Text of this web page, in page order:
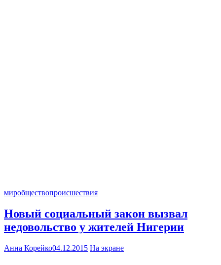
миробществопроисшествия
Новый социальный закон вызвал
недовольство у жителей Нигерии
Анна Корейко04.12.2015 На экране